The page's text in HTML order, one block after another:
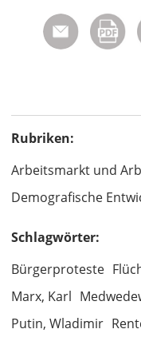
Rubriken:
Arbeitsmarkt und
Demografische
Schlagwörter:
Bürgerproteste
Marx, Karl
Putin, Wladimir